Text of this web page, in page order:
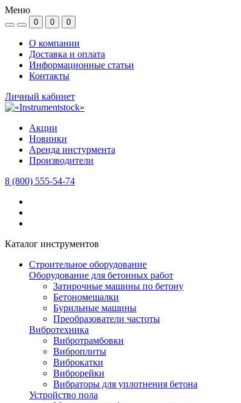
Меню
0 0 0
О компании
Доставка и оплата
Информационные статьи
Контакты
Личный кабинет
Акции
Новинки
Аренда инстурмента
Производители
8 (800) 555-54-74
Каталог инструментов
Строительное оборудование
Оборудование для бетонных работ
Затирочные машины по бетону
Бетономешалки
Бурильные машины
Преобразователи частоты
Вибротехника
Вибротрамбовки
Виброплиты
Виброкатки
Виброрейки
Вибраторы для уплотнения бетона
Устройство пола